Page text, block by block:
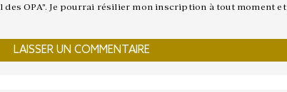
des OPA". Je pourrai résilier mon inscription à tout moment et